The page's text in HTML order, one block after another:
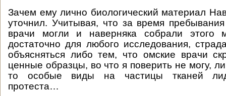
Зачем ему лично биологический материал
уточнил. Учитывая, что за время
врачи могли и наверняка собрали этого
достаточно для любого исследования,
объясняться либо тем, что омские врачи
ценные образцы, во что я поверить не могу,
то особые виды на частицы тканей
протеста…